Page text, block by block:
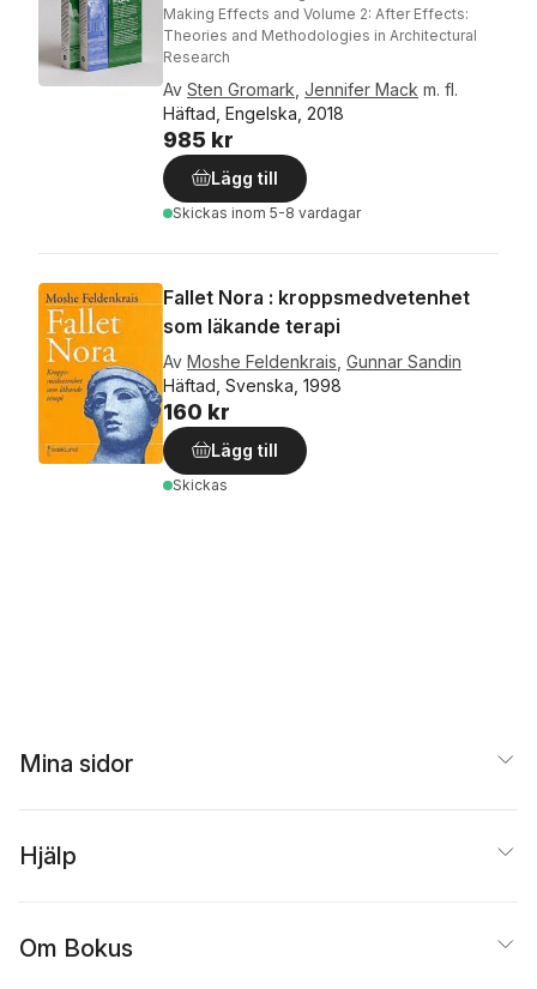
Making Effects and Volume 2: After Effects:
Theories and Methodologies in Architectural
Research
Av Sten Gromark Jennifer Mack m. fl.
Häftad, Engelska, 2018
985 kr
Lägg till
Skickas inom 5-8 vardagar
Fallet Nora : kroppsmedvetenhet
som läkande terapi
Av Moshe Feldenkrais Gunnar Sandin
Häftad, Svenska, 1998
160 kr
Lägg till
Skickas
Mina sidor
Hjälp
Om Bokus